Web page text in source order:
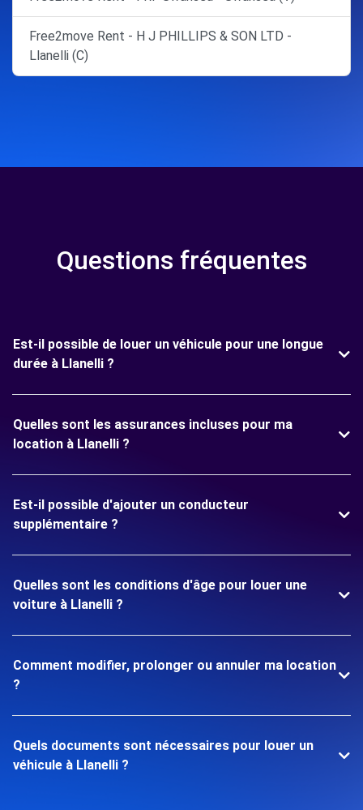
Free2move Rent - H J PHILLIPS & SON LTD -
Llanelli (C)
Questions fréquentes
Est-il possible de louer un véhicule pour une longue
durée à Llanelli ?
Quelles sont les assurances incluses pour ma
location à Llanelli ?
Est-il possible d'ajouter un conducteur
supplémentaire ?
Quelles sont les conditions d'âge pour louer une
voiture à Llanelli ?
Comment modifier, prolonger ou annuler ma location
?
Quels documents sont nécessaires pour louer un
véhicule à Llanelli ?